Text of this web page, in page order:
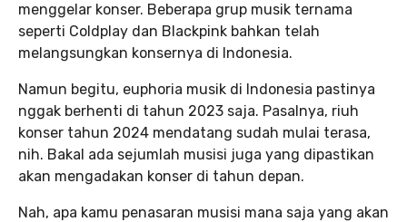
menggelar konser. Beberapa grup musik ternama
seperti Coldplay dan Blackpink bahkan telah
melangsungkan konsernya di Indonesia.
Namun begitu, euphoria musik di Indonesia pastinya
nggak berhenti di tahun 2023 saja. Pasalnya, riuh
konser tahun 2024 mendatang sudah mulai terasa,
nih. Bakal ada sejumlah musisi juga yang dipastikan
akan mengadakan konser di tahun depan.
Nah, apa kamu penasaran musisi mana saja yang akan